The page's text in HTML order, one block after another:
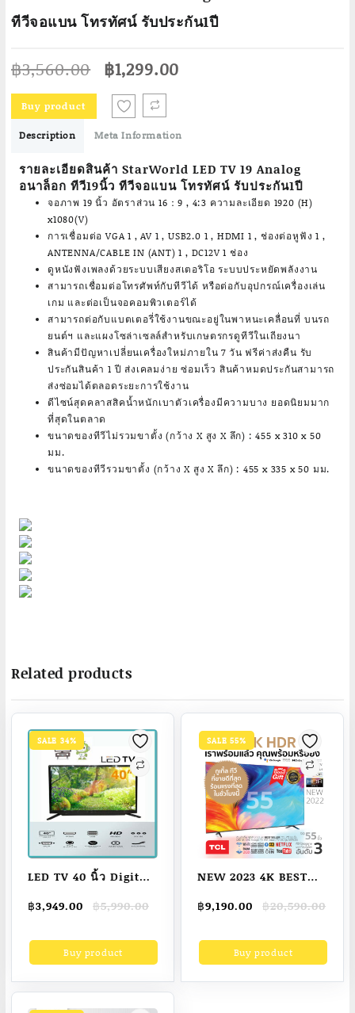
ทีวีจอแบน โทรทัศน์ รับประกัน1ปี
฿3,560.00 Original
price
was:
฿3,560.00.
฿1,299.00
Buy product
Description Meta Information
รายละเอียดสินค้า StarWorld LED TV 19 Analog
อนาล็อก ทีวี19นิ้ว ทีวีจอแบน โทรทัศน์ รับประกัน1ปี
จอภาพ 19 นิ้ว อัตราส่วน 16：9 , 4:3 ความละเอียด 1920 (H)
x1080(V)
การเชื่อมต่อ VGA 1 , AV 1 , USB2.0 1 , HDMI 1 , ช่องต่อหูฟัง 1 ,
ANTENNA/CABLE IN (ANT) 1 , DC12V 1 ช่อง
ดูหนังฟังเพลงด้วยระบบเสียงสเตอริโอ ระบบประหยัดพลังงาน
สามารถเชื่อมต่อโทรศัพท์กับทีวีได้ หรือต่อกับอุปกรณ์เครื่องเล่น
เกม และต่อเป็นจอคอมพิวเตอร์ได้
สามารถต่อกับแบตเตอรี่ใช้งานขณะอยู่ในพาหนะเคลื่อนที่ บนรถ
ยนต์ฯ และแผงโซล่าเซลล์สำหรับเกษตรกรดูทีวีในเถียงนา
สินค้ามีปัญหาเปลี่ยนเครื่องใหม่ภายใน 7 วัน ฟรีค่าส่งคืน รับ
ประกันสินค้า 1 ปี ส่งเคลมง่าย ซ่อมเร็ว สินค้าหมดประกันสามารถ
ส่งซ่อมได้ตลอดระยะการใช้งาน
ดีไซน์สุดคลาสสิคน้ำหนักเบาตัวเครื่องมีความบาง ยอดนิยมมาก
ที่สุดในตลาด
ขนาดของทีวีไม่รวมขาตั้ง (กว้าง X สูง X ลึก) : 455 x 310 x 50
มม.
ขนาดของทีวีรวมขาตั้ง (กว้าง X สูง X ลึก) : 455 x 335 x 50 มม.
Related products
SALE 34%
LED TV 40 นิ้ว Digital
Full HD Ready
โทรทัศน์
HDMI+AV+USB+VGA
฿5,990.00
Original
was:
฿5,990.00.
฿3,949.00
Current
is:
฿3,949.00.Buy product
SALE 55%
NEW 2023 4K BEST
LED 4K UHD Google
TV Wifi Smart TV OS
(รุ่น 55T635) Google
฿20,590.00
Original
was:
฿20,590.00.
฿9,190.00
Current
is:
฿9,190.00.Buy product